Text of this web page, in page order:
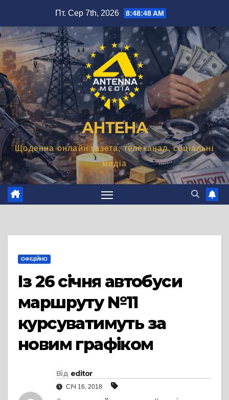
вмісту
Пт. Сер 7th, 2026 8:48:49 AM
АНТЕНА
Щоденна онлайн газета, телеканал, соціальні
медіа
ОФІЦІЙНО
Із 26 січня автобуси
маршруту №11
курсуватимуть за
новим графіком
Від editor
СІЧ 16, 2018